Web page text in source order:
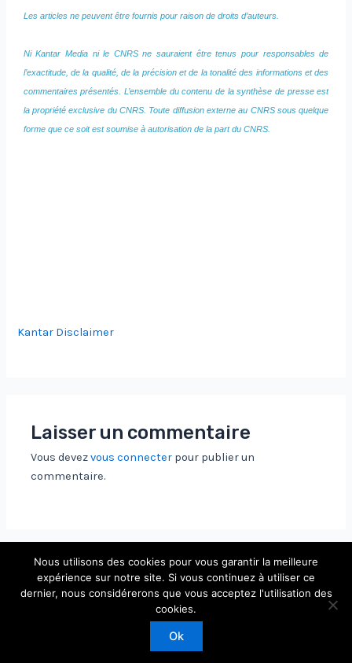
Les articles ne peuvent être fournis pour raison de droits d’auteurs.
Ni Kantar Media ni le CNRS ne sauraient être tenus pour responsables de
l’exactitude, de la qualité, de la précision et de la tonalité des informations et des
commentaires présentés. L’ensemble du contenu de la synthèse de presse est
la propriété exclusive du CNRS. Toute diffusion externe au CNRS sous quelque
forme que ce soit est soumise à autorisation de la part du CNRS.
Kantar Disclaimer
Laisser un commentaire
Vous devezvous connecter pour publier un
commentaire.
Copyright © 2026 Laboratoire de Physique Théorique et
Modèles Statistiques
Nous utilisons des cookies pour vous garantir la meilleure
expérience sur notre site. Si vous continuez à utiliser ce
dernier, nous considérerons que vous acceptez l'utilisation des
cookies.
Ok